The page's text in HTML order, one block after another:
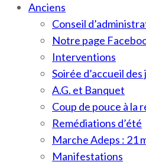
Anciens
Conseil
Notre page
Interventions
Soirée d’accueil
A.G. et Banquet
Coup de pouce à la
Remédiations d’été
Marche Adeps : 21
Manifestations